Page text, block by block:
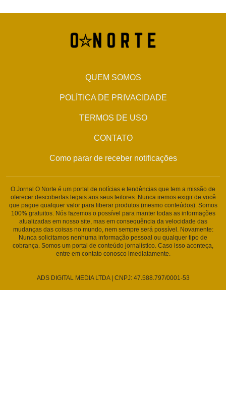
QUEM SOMOS
POLÍTICA DE PRIVACIDADE
TERMOS DE USO
CONTATO
Como parar de receber notificações
O Jornal O Norte é um portal de notícias e tendências que tem a missão de
oferecer descobertas legais aos seus leitores. Nunca iremos exigir de você
que pague qualquer valor para liberar produtos (mesmo conteúdos). Somos
100% gratuitos. Nós fazemos o possível para manter todas as informações
atualizadas em nosso site, mas em consequência da velocidade das
mudanças das coisas no mundo, nem sempre será possível. Novamente:
Nunca solicitamos nenhuma informação pessoal ou qualquer tipo de
cobrança. Somos um portal de conteúdo jornalístico. Caso isso aconteça,
entre em contato conosco imediatamente.
ADS DIGITAL MEDIA LTDA | CNPJ: 47.588.797/0001-53